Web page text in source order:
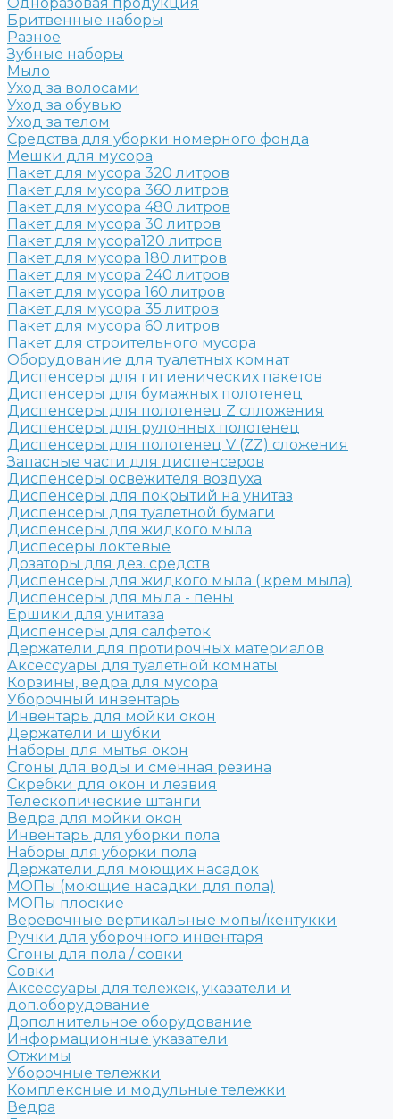
Бритвенные наборы
Разное
Зубные наборы
Мыло
Уход за волосами
Уход за обувью
Уход за телом
Средства для уборки номерного фонда
Мешки для мусора
Пакет для мусора 320 литров
Пакет для мусора 360 литров
Пакет для мусора 480 литров
Пакет для мусора 30 литров
Пакет для мусора120 литров
Пакет для мусора 180 литров
Пакет для мусора 240 литров
Пакет для мусора 160 литров
Пакет для мусора 35 литров
Пакет для мусора 60 литров
Пакет для строительного мусора
Оборудование для туалетных комнат
Диспенсеры для гигиенических пакетов
Диспенсеры для бумажных полотенец
Диспенсеры для полотенец Z слложения
Диспенсеры для рулонных полотенец
Диспенсеры для полотенец V (ZZ) сложения
Запасные части для диспенсеров
Диспенсеры освежителя воздуха
Диспенсеры для покрытий на унитаз
Диспенсеры для туалетной бумаги
Диспенсеры для жидкого мыла
Диспесеры локтевые
Дозаторы для дез. средств
Диспенсеры для жидкого мыла ( крем мыла)
Диспенсеры для мыла - пены
Ершики для унитаза
Диспенсеры для салфеток
Держатели для протирочных материалов
Аксессуары для туалетной комнаты
Корзины, ведра для мусора
Уборочный инвентарь
Инвентарь для мойки окон
Держатели и шубки
Наборы для мытья окон
Сгоны для воды и сменная резина
Скребки для окон и лезвия
Телескопические штанги
Ведра для мойки окон
Инвентарь для уборки пола
Наборы для уборки пола
Держатели для моющих насадок
МОПы (моющие насадки для пола)
МОПы плоские
Веревочные вертикальные мопы/кентукки
Ручки для уборочного инвентаря
Сгоны для пола / совки
Совки
Аксессуары для тележек, указатели и
доп.оборудование
Дополнительное оборудование
Информационные указатели
Отжимы
Уборочные тележки
Комплексные и модульные тележки
Ведра